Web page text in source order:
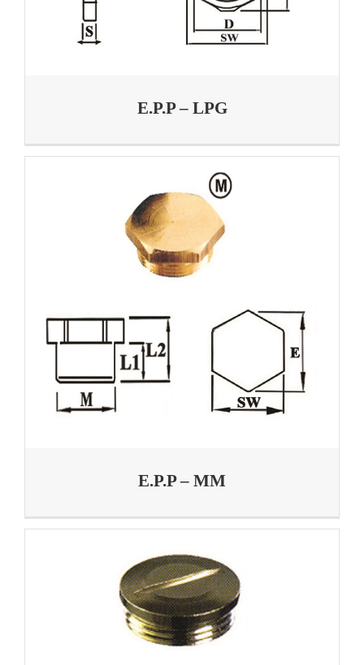
E.P.P – LPG
E.P.P – MM